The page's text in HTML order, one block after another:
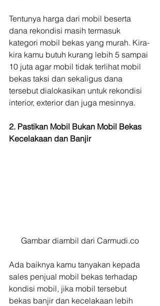
Tentunya harga dari mobil beserta
dana rekondisi masih termasuk
kategori mobil bekas yang murah. Kira-
kira kamu butuh kurang lebih 5 sampai
10 juta agar mobil tidak terlihat mobil
bekas taksi dan sekaligus dana
tersebut dialokasikan untuk rekondisi
interior, exterior dan juga mesinnya.
2. Pastikan Mobil Bukan Mobil Bekas
Kecelakaan dan Banjir
Gambar diambil dari Carmudi.co
Ada baiknya kamu tanyakan kepada
sales penjual mobil bekas terhadap
kondisi mobil, jika mobil tersebut
bekas banjir dan kecelakaan lebih